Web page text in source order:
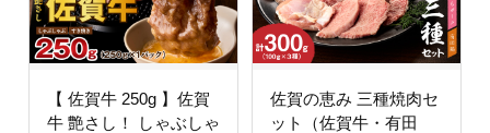
【 佐賀牛 250g 】佐賀
牛 艶さし！ しゃぶしゃ
佐賀の恵み 三種焼肉セ
ット（佐賀牛・有田